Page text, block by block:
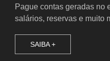
Pague contas geradas no
salários, reservas e muito
SAIBA +